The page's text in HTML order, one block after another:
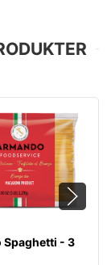
Spaghetti - 3